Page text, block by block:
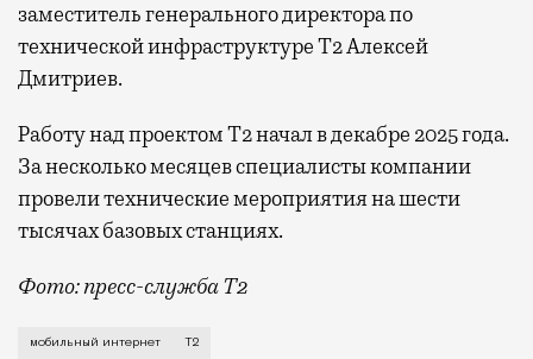
заместитель генерального директора по
технической инфраструктуре Т2 Алексей
Дмитриев.
Работу над проектом Т2 начал в декабре 2025 года.
За несколько месяцев специалисты компании
провели технические мероприятия на шести
тысячах базовых станциях.
Фото: пресс-служба Т2
Мобильный оператор Т2 завершил работы по
мобильный интернет Т2